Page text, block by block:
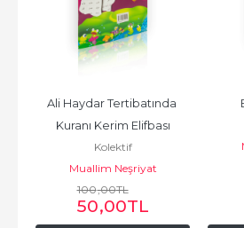
Ali Haydar Tertibatında
Kuranı Kerim Elifbası
Kolektif
Muallim Neşriyat
100,00TL
50,00TL